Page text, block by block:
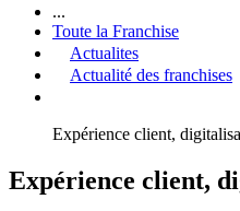
...
Toute la Franchise
Actualites
Actualité des franchises
Expérience client,
Expérience client,